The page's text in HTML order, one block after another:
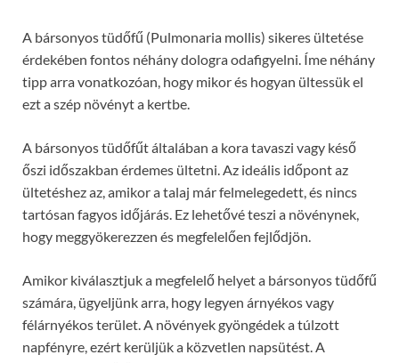
A bársonyos tüdőfű (Pulmonaria mollis) sikeres ültetése
érdekében fontos néhány dologra odafigyelni. Íme néhány
tipp arra vonatkozóan, hogy mikor és hogyan ültessük el
ezt a szép növényt a kertbe.
A bársonyos tüdőfűt általában a kora tavaszi vagy késő
őszi időszakban érdemes ültetni. Az ideális időpont az
ültetéshez az, amikor a talaj már felmelegedett, és nincs
tartósan fagyos időjárás. Ez lehetővé teszi a növénynek,
hogy meggyökerezzen és megfelelően fejlődjön.
Amikor kiválasztjuk a megfelelő helyet a bársonyos tüdőfű
számára, ügyeljünk arra, hogy legyen árnyékos vagy
félárnyékos terület. A növények gyöngédek a túlzott
napfényre, ezért kerüljük a közvetlen napsütést. A